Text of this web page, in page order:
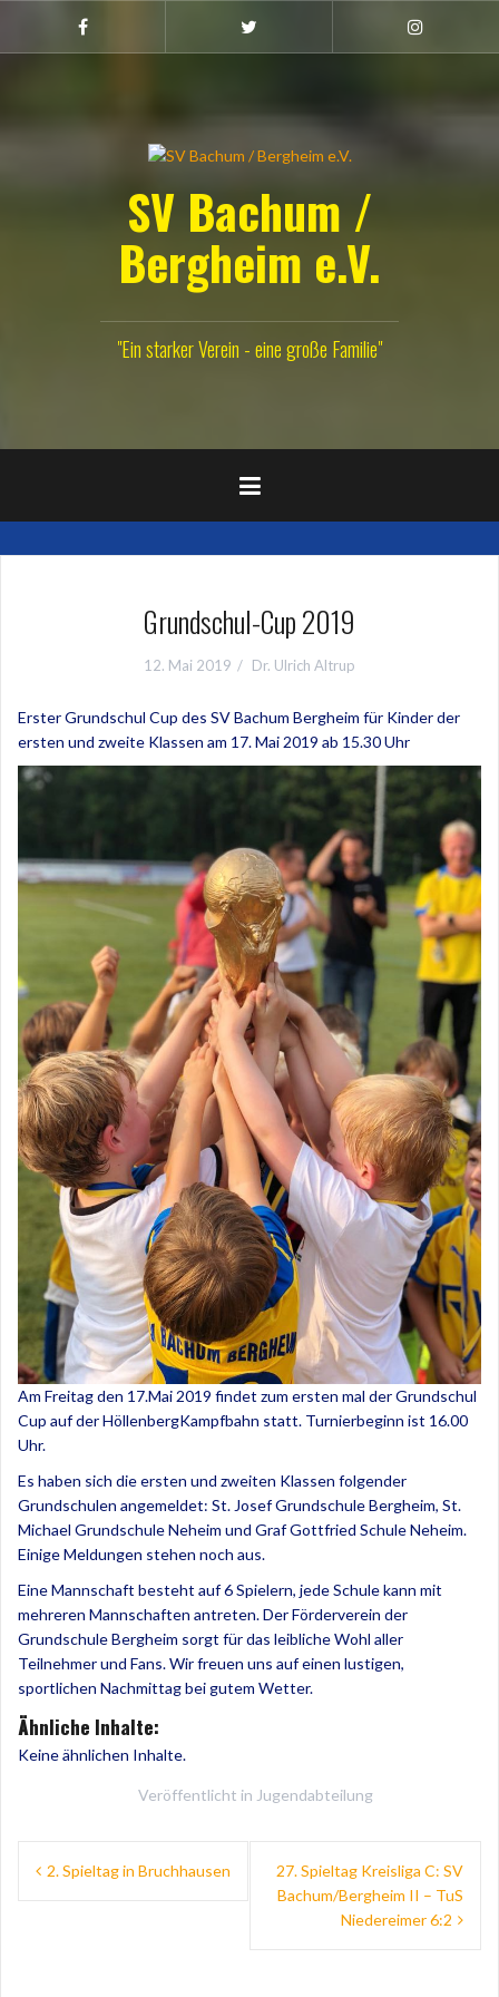
springen
Facebook
Instagram
(Damen)
SV Bachum /
Bergheim e.V.
"Ein starker Verein - eine große Familie"
Grundschul-Cup 2019
12. Mai 2019 Dr. Ulrich Altrup
Erster Grundschul Cup des SV Bachum Bergheim für Kinder der
ersten und zweite Klassen am 17. Mai 2019 ab 15.30 Uhr
Am Freitag den 17.Mai 2019 findet zum ersten mal der Grundschul
Cup auf der HöllenbergKampfbahn statt. Turnierbeginn ist 16.00
Uhr.
Es haben sich die ersten und zweiten Klassen folgender
Grundschulen angemeldet: St. Josef Grundschule Bergheim, St.
Michael Grundschule Neheim und Graf Gottfried Schule Neheim.
Einige Meldungen stehen noch aus.
Eine Mannschaft besteht auf 6 Spielern, jede Schule kann mit
mehreren Mannschaften antreten. Der Förderverein der
Grundschule Bergheim sorgt für das leibliche Wohl aller
Teilnehmer und Fans. Wir freuen uns auf einen lustigen,
sportlichen Nachmittag bei gutem Wetter.
Ähnliche Inhalte:
Keine ähnlichen Inhalte.
Veröffentlicht in Jugendabteilung
Beitragsnavigation
2. Spieltag in Bruchhausen
27. Spieltag Kreisliga C: SV
Bachum/Bergheim II – TuS
Niedereimer 6:2